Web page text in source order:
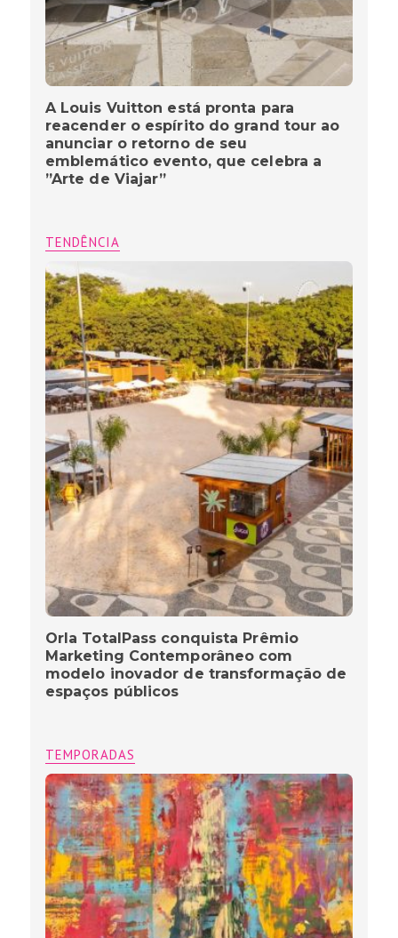
A Louis Vuitton está pronta para
reacender o espírito do grand tour ao
anunciar o retorno de seu
emblemático evento, que celebra a
”Arte de Viajar”
TENDÊNCIA
Orla TotalPass conquista Prêmio
Marketing Contemporâneo com
modelo inovador de transformação de
espaços públicos
TEMPORADAS